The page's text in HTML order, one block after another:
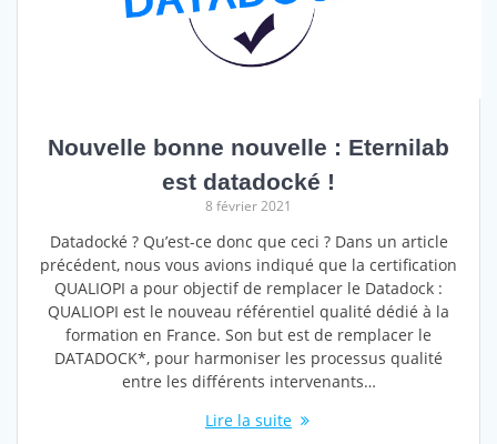
Nouvelle bonne nouvelle : Eternilab
est datadocké !
8 février 2021
Datadocké ? Qu’est-ce donc que ceci ? Dans un article
précédent, nous vous avions indiqué que la certification
QUALIOPI a pour objectif de remplacer le Datadock :
QUALIOPI est le nouveau référentiel qualité dédié à la
formation en France. Son but est de remplacer le
DATADOCK*, pour harmoniser les processus qualité
entre les différents intervenants…
Lire la suite